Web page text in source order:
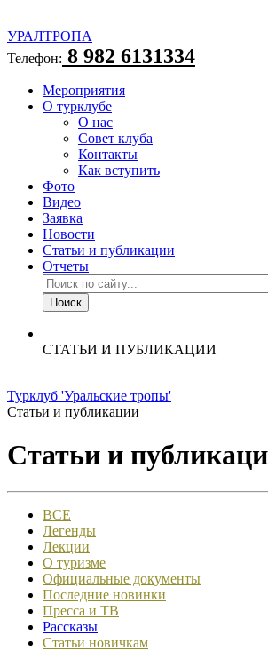
УРАЛТРОПА
Телефон: 8 982 6131334
Мероприятия
О турклубе
О нас
Совет клуба
Контакты
Как вступить
Фото
Видео
Заявка
Новости
Статьи и публикации
Отчеты
СТАТЬИ И ПУБЛИКАЦИИ
Турклуб 'Уральские тропы'
Статьи и публикации
Статьи и
ВСЕ
Легенды
Лекции
О туризме
Официальные документы
Последние новинки
Пресса и ТВ
Рассказы
Статьи новичкам